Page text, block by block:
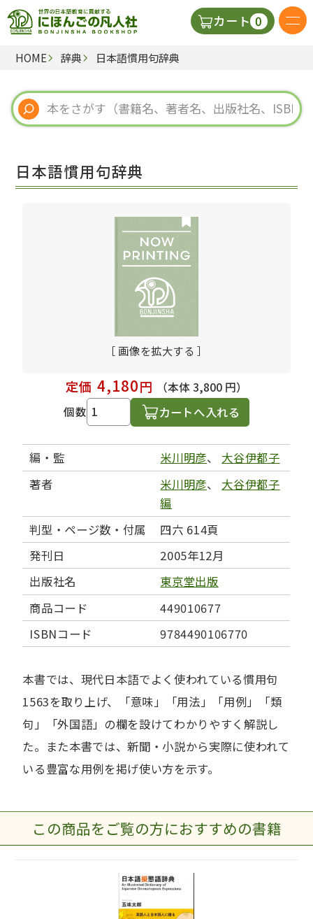
カート 0
日本語の教科書
視聴覚・補助教材
HOME 辞典 日本語慣用句辞典
日本語慣用句辞典
［ 画像を拡大する ］
定価 4,180円
（本体 3,800 円）
個数
カートへ入れる
編・監 米川明彦、 大谷伊都子
著者
米川明彦、 大谷伊都子
編
判型・ページ数・付属
四六 614頁
発刊日
2005年12月
出版社名
東京堂出版
商品コード
449010677
ISBNコード
9784490106770
本書では、現代日本語でよく使われている慣用句
1563を取り上げ、「意味」「用法」「用例」「類
句」「外国語」の欄を設けてわかりやすく解説し
た。また本書では、新聞・小説から実際に使われて
いる豊富な用例を掲げ使い方を示す。
この商品をご覧の方におすすめの書籍